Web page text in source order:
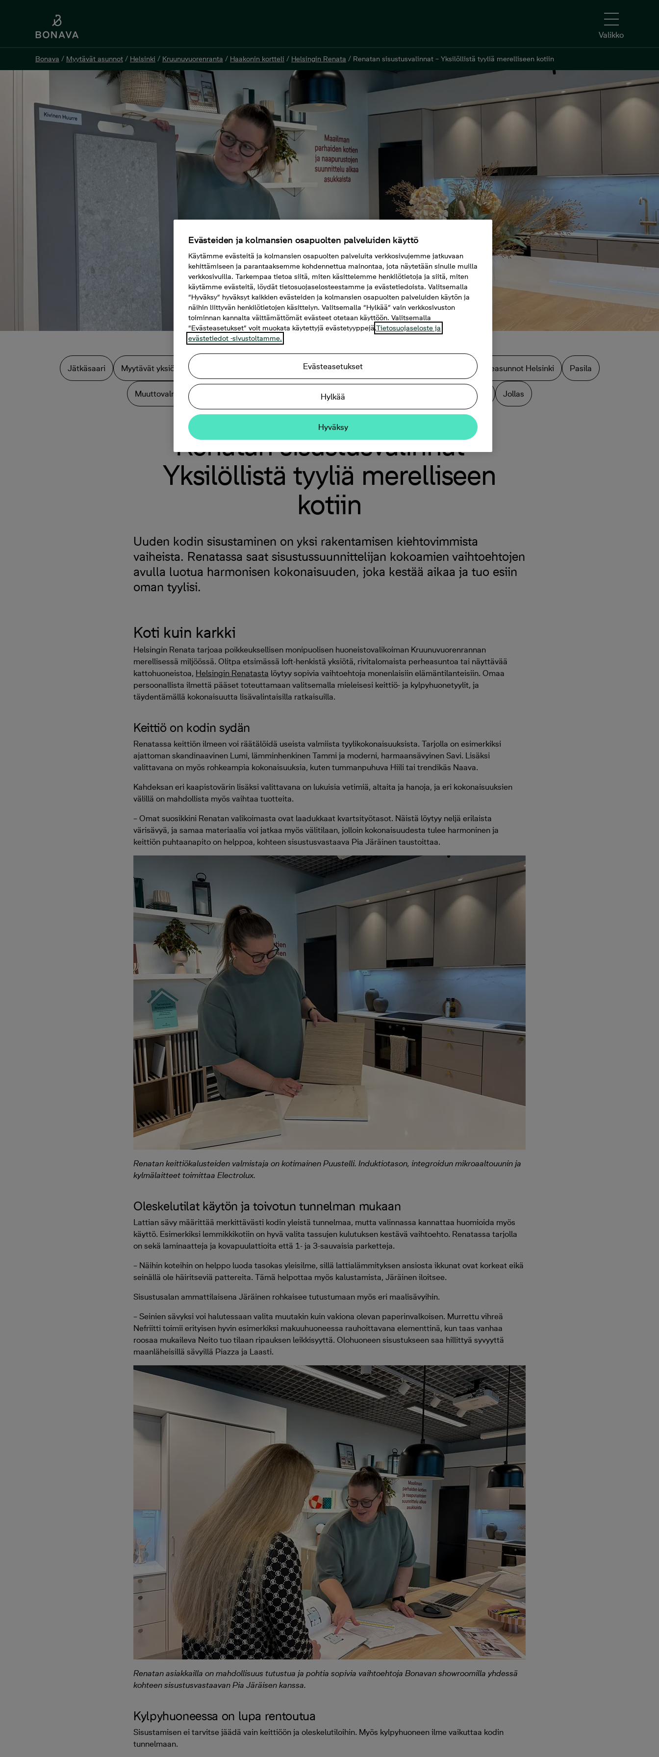
Valikko
Bonava / Myytävät asunnot / Helsinki / Kruunuvuorenranta / Haakonin kortteli / Helsingin Renata / Renatan sisustusvalinnat – Yksilöllistä tyyliä merelliseen kotiin
Jätkäsaari Myytävät yksiöt Helsinki Myytävät kaksiot Helsinki Myytävät kolmiot Helsinki Myytävät perheasunnot Helsinki Pasila
Muuttovalmiit kodit Helsinki Myytävät asunnot Helsinki Lauttasaari Jollas
Renatan sisustusvalinnat –
Yksilöllistä tyyliä merelliseen
kotiin
Uuden kodin sisustaminen on yksi rakentamisen kiehtovimmista
vaiheista. Renatassa saat sisustussuunnittelijan kokoamien vaihtoehtojen
avulla luotua harmonisen kokonaisuuden, joka kestää aikaa ja tuo esiin
oman tyylisi.
Koti kuin karkki
Helsingin Renata tarjoaa poikkeuksellisen monipuolisen huoneistovalikoiman Kruunuvuorenrannan
merellisessä miljöössä. Olitpa etsimässä loft-henkistä yksiötä, rivitalomaista perheasuntoa tai näyttävää
kattohuoneistoa, Helsingin Renatasta löytyy sopivia vaihtoehtoja monenlaisiin elämäntilanteisiin. Omaa
persoonallista ilmettä pääset toteuttamaan valitsemalla mieleisesi keittiö- ja kylpyhuonetyylit, ja
täydentämällä kokonaisuutta lisävalintaisilla ratkaisuilla.
Keittiö on kodin sydän
Renatassa keittiön ilmeen voi räätälöidä useista valmiista tyylikokonaisuuksista. Tarjolla on esimerkiksi
ajattoman skandinaavinen Lumi, lämminhenkinen Tammi ja moderni, harmaansävyinen Savi. Lisäksi
valittavana on myös rohkeampia kokonaisuuksia, kuten tummanpuhuva Hiili tai trendikäs Naava.
Kahdeksan eri kaapistovärin lisäksi valittavana on lukuisia vetimiä, altaita ja hanoja, ja eri kokonaisuuksien
välillä on mahdollista myös vaihtaa tuotteita.
– Omat suosikkini Renatan valikoimasta ovat laadukkaat kvartsityötasot. Näistä löytyy neljä erilaista
värisävyä, ja samaa materiaalia voi jatkaa myös välitilaan, jolloin kokonaisuudesta tulee harmoninen ja
keittiön puhtaanapito on helppoa, kohteen sisustusvastaava Pia Järäinen taustoittaa.
Renatan keittiökalusteiden valmistaja on kotimainen Puustelli. Induktiotason, integroidun mikroaaltouunin ja
kylmälaitteet toimittaa Electrolux.
Oleskelutilat käytön ja toivotun tunnelman mukaan
Lattian sävy määrittää merkittävästi kodin yleistä tunnelmaa, mutta valinnassa kannattaa huomioida myös
käyttö. Esimerkiksi lemmikkikotiin on hyvä valita tassujen kulutuksen kestävä vaihtoehto. Renatassa tarjolla
on sekä laminaatteja ja kovapuulattioita että 1- ja 3-sauvaisia parketteja.
– Näihin koteihin on helppo luoda tasokas yleisilme, sillä lattialämmityksen ansiosta ikkunat ovat korkeat eikä
seinällä ole häiritseviä pattereita. Tämä helpottaa myös kalustamista, Järäinen iloitsee.
Sisustusalan ammattilaisena Järäinen rohkaisee tutustumaan myös eri maalisävyihin.
– Seinien sävyksi voi halutessaan valita muutakin kuin vakiona olevan paperinvalkoisen. Murrettu vihreä
Nefriitti toimii erityisen hyvin esimerkiksi makuuhuoneessa rauhoittavana elementtinä, kun taas vanhaa
roosaa mukaileva Neito tuo tilaan ripauksen leikkisyyttä. Olohuoneen sisustukseen saa hillittyä syvyyttä
maanläheisillä sävyillä Piazza ja Laasti.
Renatan asiakkailla on mahdollisuus tutustua ja pohtia sopivia vaihtoehtoja Bonavan showroomilla yhdessä
kohteen sisustusvastaavan Pia Järäisen kanssa.
Kylpyhuoneessa on lupa rentoutua
Sisustamisen ei tarvitse jäädä vain keittiöön ja oleskelutiloihin. Myös kylpyhuoneen ilme vaikuttaa kodin
tunnelmaan.
Evästeiden ja kolmansien osapuolten palveluiden käyttö
Käytämme evästeitä ja kolmansien osapuolten palveluita verkkosivujemme jatkuvaan
kehittämiseen ja parantaaksemme kohdennettua mainontaa, jota näytetään sinulle muilla
verkkosivuilla. Tarkempaa tietoa siitä, miten käsittelemme henkilötietoja ja siitä, miten
käytämme evästeitä, löydät tietosuojaselosteestamme ja evästetiedoista. Valitsemalla
“Hyväksy” hyväksyt kaikkien evästeiden ja kolmansien osapuolten palveluiden käytön ja
näihin liittyvän henkilötietojen käsittelyn. Valitsemalla “Hylkää” vain verkkosivuston
toiminnan kannalta välttämättömät evästeet otetaan käyttöön. Valitsemalla
“Evästeasetukset” voit muokata käytettyjä evästetyyppejä.Tietosuojaseloste ja
evästetiedot -sivustoltamme.
Evästeasetukset
Hylkää
Hyväksy